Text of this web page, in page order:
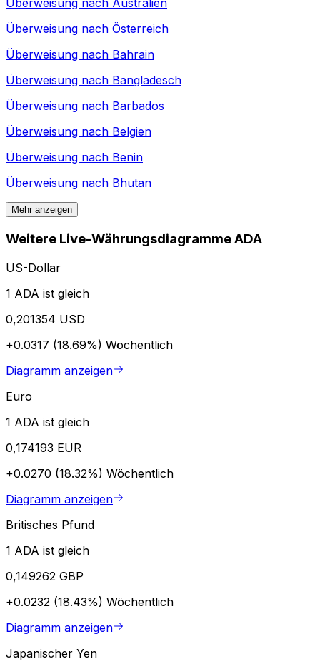
Überweisung nach Australien
Überweisung nach Österreich
Überweisung nach Bahrain
Überweisung nach Bangladesch
Überweisung nach Barbados
Überweisung nach Belgien
Überweisung nach Benin
Überweisung nach Bhutan
Mehr anzeigen
Weitere Live-Währungsdiagramme ADA
US-Dollar
1 ADA ist gleich
0,201354 USD
+0.0317 (18.69%) Wöchentlich
Diagramm anzeigen
Euro
1 ADA ist gleich
0,174193 EUR
+0.0270 (18.32%) Wöchentlich
Diagramm anzeigen
Britisches Pfund
1 ADA ist gleich
0,149262 GBP
+0.0232 (18.43%) Wöchentlich
Diagramm anzeigen
Japanischer Yen